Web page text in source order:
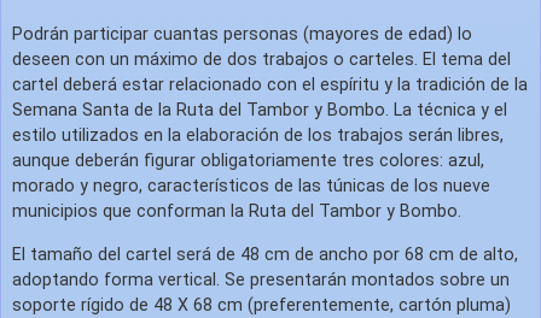
Podrán participar cuantas personas (mayores de edad) lo
deseen con un máximo de dos trabajos o carteles. El tema del
cartel deberá estar relacionado con el espíritu y la tradición de la
Semana Santa de la Ruta del Tambor y Bombo. La técnica y el
estilo utilizados en la elaboración de los trabajos serán libres,
aunque deberán figurar obligatoriamente tres colores: azul,
morado y negro, característicos de las túnicas de los nueve
municipios que conforman la Ruta del Tambor y Bombo.
El tamaño del cartel será de 48 cm de ancho por 68 cm de alto,
adoptando forma vertical. Se presentarán montados sobre un
soporte rígido de 48 X 68 cm (preferentemente, cartón pluma)